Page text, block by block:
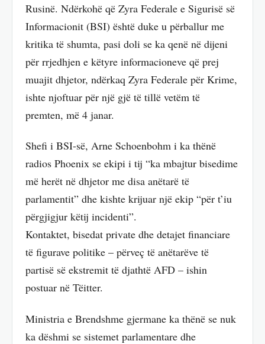
Rusinë. Ndërkohë që Zyra Federale e Sigurisë së
Informacionit (BSI) është duke u përballur me
kritika të shumta, pasi doli se ka qenë në dijeni
për rrjedhjen e këtyre informacioneve që prej
muajit dhjetor, ndërkaq Zyra Federale për Krime,
ishte njoftuar për një gjë të tillë vetëm të
premten, më 4 janar.
Shefi i BSI-së, Arne Schoenbohm i ka thënë
radios Phoenix se ekipi i tij “ka mbajtur bisedime
më herët në dhjetor me disa anëtarë të
parlamentit” dhe kishte krijuar një ekip “për t’iu
përgjigjur këtij incidenti”.
Kontaktet, bisedat private dhe detajet financiare
të figurave politike – përveç të anëtarëve të
partisë së ekstremit të djathtë AFD – ishin
postuar në Tëitter.
Ministria e Brendshme gjermane ka thënë se nuk
ka dëshmi se sistemet parlamentare dhe